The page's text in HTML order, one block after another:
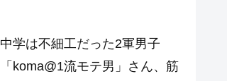
中学は不細工だった2軍男子
「koma@1流モテ男」さん、筋